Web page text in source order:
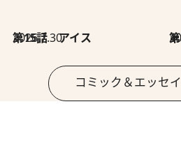
2026.7.30
第15話 アイス 第8
コミック＆エッセ